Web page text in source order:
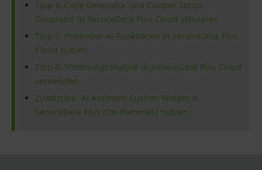
Tipp 4: Code Generator und Custom Script
Generator in ServiceDesk Plus Cloud aktivieren
Tipp 5: Predictive-AI-Funktionen in ServiceDesk Plus
Cloud nutzen
Tipp 6: Stimmungsanalyse in ServiceDesk Plus Cloud
verwenden
Zusatztipp: AI Assistant Custom Widget in
ServiceDesk Plus (On-Premises) nutzen